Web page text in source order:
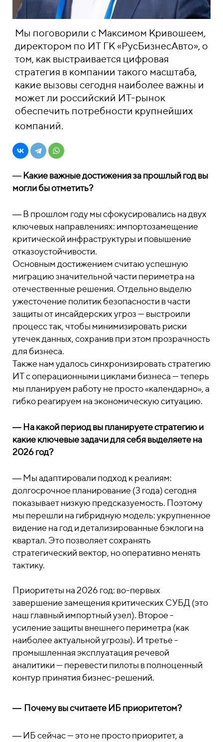
Мы поговорили с Максимом Кривошеем,
директором по ИТ ГК «РусБизнесАвто», о
том, как выстраивается цифровая
стратегия в компании такого масштаба,
какие вызовы сегодня наиболее важны и
может ли российский ИТ-рынок
обеспечить потребности крупнейших
компаний.
― Какие важные достижения за прошлый год вы
могли бы отметить?
― В прошлом году мы сфокусировались на двух
ключевых направлениях: импортозамещение
критической инфраструктуры и повышение
отказоустойчивости.
Основным достижением считаю успешную
миграцию значительной части периметра на
отечественные решения. Отдельно выделю
ужесточение политик безопасности в части
защиты от инсайдерских угроз — выстроили
процесс так, чтобы минимизировать риски
утечек данных, сохранив при этом прозрачность
для бизнеса.
Также нам удалось синхронизировать стратегию
ИТ с операционными циклами бизнеса — теперь
мы планируем работу не просто «календарно», а
гибко реагируем на экономическую ситуацию.
― На какой период вы планируете стратегию и
какие ключевые задачи для себя выделяете на
2026 год?
― Мы адаптировали подход к реалиям:
долгосрочное планирование (3 года) сегодня
показывает низкую предсказуемость. Поэтому
мы перешли на гибридную модель: укрупненное
видение на год и детализированные бэклоги на
квартал. Это позволяет сохранять
стратегический вектор, но оперативно менять
тактику.
Приоритеты на 2026 год: во-первых
завершение замещения критических СУБД (это
наш главный импортный узел). Второе -
усиление защиты внешнего периметра (как
наиболее актуальной угрозы). И третье -
промышленная эксплуатация речевой
аналитики — перевести пилоты в полноценный
контур принятия бизнес-решений.
― Почему вы считаете ИБ приоритетом?
― ИБ сейчас — это не просто приоритет, а